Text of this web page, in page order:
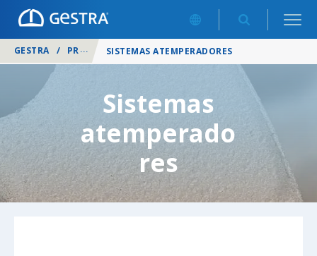
GESTRA / PRODUCTOS / SISTEMAS Y SOLUCIONES EN
SISTEMAS ATEMPERADORES
Sistemas
atemperado
res